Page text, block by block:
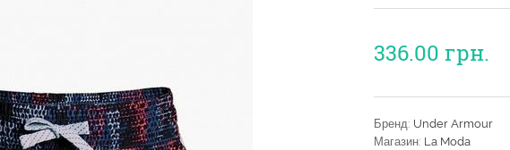
336.00 грн.
Бренд: Under Armour
Магазин: La Moda